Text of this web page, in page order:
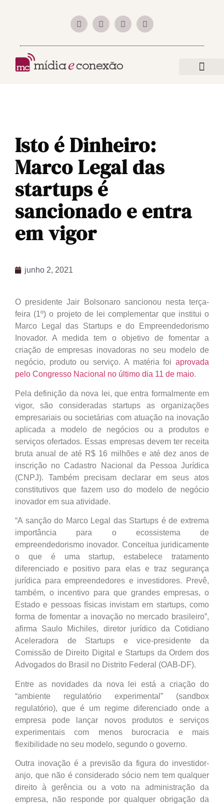
Isto é Dinheiro:
Marco Legal das
startups é
sancionado e entra
em vigor
junho 2, 2021
O presidente Jair Bolsonaro sancionou nesta terça-
feira (1º) o projeto de lei complementar que institui o
Marco Legal das Startups e do Empreendedorismo
Inovador. A medida tem o objetivo de fomentar a
criação de empresas inovadoras no seu modelo de
negócio, produto ou serviço. A matéria foi aprovada
pelo Congresso Nacional no último dia 11 de maio.
Pela definição da nova lei, que entra formalmente em
vigor, são consideradas startups as organizações
empresariais ou societárias com atuação na inovação
aplicada a modelo de negócios ou a produtos e
serviços ofertados. Essas empresas devem ter receita
bruta anual de até R$ 16 milhões e até dez anos de
inscrição no Cadastro Nacional da Pessoa Jurídica
(CNPJ). Também precisam declarar em seus atos
constitutivos que fazem uso do modelo de negócio
inovador em sua atividade.
“A sanção do Marco Legal das Startups é de extrema
importância para o ecossistema de
empreendedorismo inovador. Conceitua juridicamente
o que é uma startup, estabelece tratamento
diferenciado e positivo para elas e traz segurança
jurídica para empreendedores e investidores. Prevê,
também, o incentivo para que grandes empresas, o
Estado e pessoas físicas invistam em startups, como
forma de fomentar a inovação no mercado brasileiro”,
afirma Saulo Michiles, diretor jurídico da Cotidiano
Aceleradora de Startups e vice-presidente da
Comissão de Direito Digital e Startups da Ordem dos
Advogados do Brasil no Distrito Federal (OAB-DF).
Entre as novidades da nova lei está a criação do
“ambiente regulatório experimental” (sandbox
regulatório), que é um regime diferenciado onde a
empresa pode lançar novos produtos e serviços
experimentais com menos burocracia e mais
flexibilidade no seu modelo, segundo o governo.
Outra inovação é a previsão da figura do investidor-
anjo, que não é considerado sócio nem tem qualquer
direito à gerência ou a voto na administração da
empresa, não responde por qualquer obrigação da